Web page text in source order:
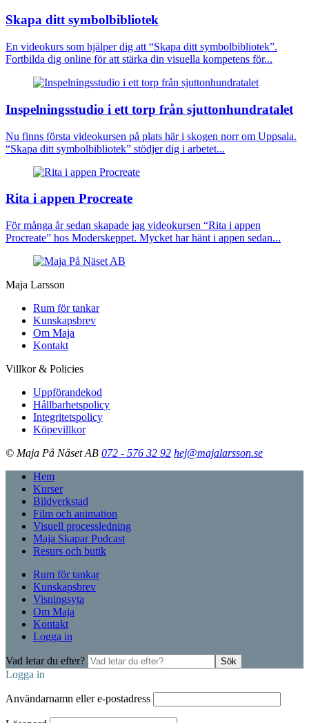
Skapa ditt symbolbibliotek
En videokurs som hjälper dig att “Skapa ditt symbolbibliotek”.
Fortbilda dig online för att stärka din visuella kompetens för...
Inspelningsstudio i ett torp från sjuttonhundratalet
Nu finns första videokursen på plats här i skogen norr om Uppsala.
“Skapa ditt symbolbibliotek” stödjer dig i arbetet...
Rita i appen Procreate
För många år sedan skapade jag videokursen “Rita i appen
Procreate” hos Moderskeppet. Mycket har hänt i appen sedan...
Maja Larsson
Rum för tankar
Kunskapsbrev
Om Maja
Kontakt
Villkor & Policies
Uppförandekod
Hållbarhetspolicy
Integritetspolicy
Köpevillkor
© Maja På Näset AB 072 - 576 32 92 hej@majalarsson.se
Hem
Kurser
Bildverkstad
Film och animation
Visuell processledning
Maja Skapar Podcast
Resurs och butik
Rum för tankar
Kunskapsbrev
Visningsyta
Om Maja
Kontakt
Logga in
Vad letar du efter? Sök
Logga in
Användarnamn eller e-postadress